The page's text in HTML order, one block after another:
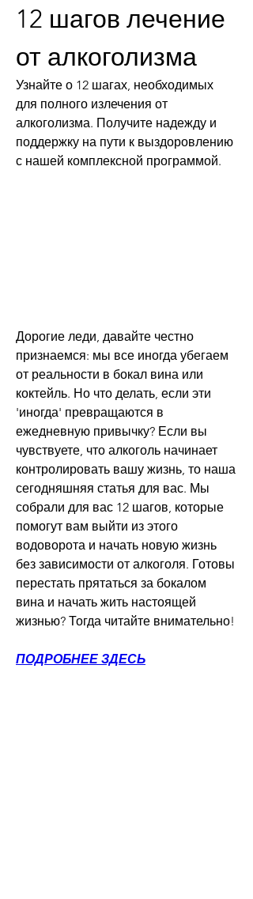
12 шагов лечение
от алкоголизма
Узнайте о 12 шагах, необходимых
для полного излечения от
алкоголизма. Получите надежду и
поддержку на пути к выздоровлению
с нашей комплексной программой.
Дорогие леди, давайте честно
признаемся: мы все иногда убегаем
от реальности в бокал вина или
коктейль. Но что делать, если эти
'иногда' превращаются в
ежедневную привычку? Если вы
чувствуете, что алкоголь начинает
контролировать вашу жизнь, то наша
сегодняшняя статья для вас. Мы
собрали для вас 12 шагов, которые
помогут вам выйти из этого
водоворота и начать новую жизнь
без зависимости от алкоголя. Готовы
перестать прятаться за бокалом
вина и начать жить настоящей
жизнью? Тогда читайте внимательно!
ПОДРОБНЕЕ ЗДЕСЬ